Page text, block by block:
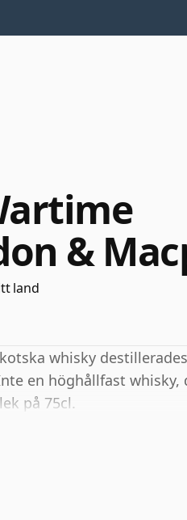
&
land
whisky
en höghållfast whisky,
på 75cl.